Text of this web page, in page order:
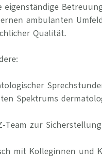
eigenständige
ambulanten
Qualität.
Spektrums
Team zur
mit Kolleginnen und